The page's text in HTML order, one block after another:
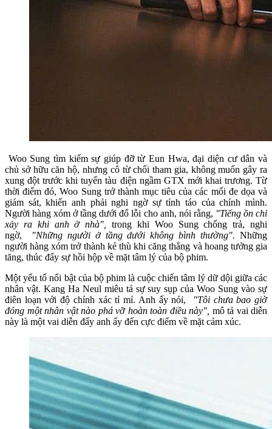
Woo Sung tìm kiếm sự giúp đỡ từ Eun Hwa, đại diện cư dân và
chủ sở hữu căn hộ, nhưng cô từ chối tham gia, không muốn gây ra
xung đột trước khi tuyến tàu điện ngầm GTX mới khai trương. Từ
thời điểm đó, Woo Sung trở thành mục tiêu của các mối đe dọa và
giám sát, khiến anh phải nghi ngờ sự tỉnh táo của chính mình.
Người hàng xóm ở tầng dưới đổ lỗi cho anh, nói rằng, "Tiếng ồn chỉ
xảy ra khi anh ở nhà",
trong khi Woo Sung chống trả, nghi
ngờ,
"Những người ở tầng dưới không bình thường". Những
người hàng xóm trở thành kẻ thù khi căng thẳng và hoang tưởng gia
tăng, thúc đẩy sự hồi hộp về mặt tâm lý của bộ phim.
Một yếu tố nổi bật của bộ phim là cuộc chiến tâm lý dữ dội giữa các
nhân vật. Kang Ha Neul miêu tả sự suy sụp của Woo Sung vào sự
điên loạn với độ chính xác tỉ mỉ. Anh ấy nói,
"Tôi chưa bao giờ
đóng một nhân vật nào phá vỡ hoàn toàn điều này", mô tả vai diễn
này là một vai diễn đẩy anh ấy đến cực điểm về mặt cảm xúc.